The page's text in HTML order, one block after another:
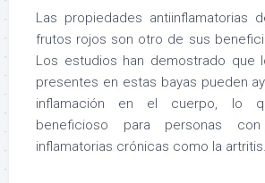
Las propiedades antiinflamatorias
frutos rojos son otro de sus
Los estudios han demostrado que
presentes en estas bayas pueden
inflamación en el cuerpo, lo
beneficioso para personas con
inflamatorias crónicas como la artritis.